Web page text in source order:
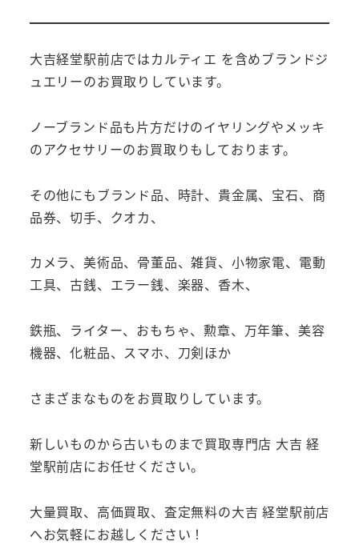
大吉経堂駅前店ではカルティエ を含めブランドジ
ュエリーのお買取りしています。
ノーブランド品も片方だけのイヤリングやメッキ
のアクセサリーのお買取りもしております。
その他にもブランド品、時計、貴金属、宝石、商
品券、切手、クオカ、
カメラ、美術品、骨董品、雑貨、小物家電、電動
工具、古銭、エラー銭、楽器、香木、
鉄瓶、ライター、おもちゃ、勲章、万年筆、美容
機器、化粧品、スマホ、刀剣ほか
さまざまなものをお買取りしています。
新しいものから古いものまで買取専門店 大吉 経
堂駅前店にお任せください。
大量買取、高価買取、査定無料の大吉 経堂駅前店
へお気軽にお越しください！